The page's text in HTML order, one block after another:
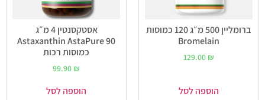
ברומליין 500 מ״ג 120 כמוסות
Bromelain
129.00 ₪
הוספה לסל
אסטקסנטין 4 מ״ג
Astaxanthin AstaPure 90
כמוסות רכות
99.90 ₪
הוספה לסל